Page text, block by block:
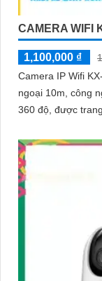
CAMERA WIFI
1,100,000 ₫
Camera IP Wifi
ngoại 10m, công
360 độ, được